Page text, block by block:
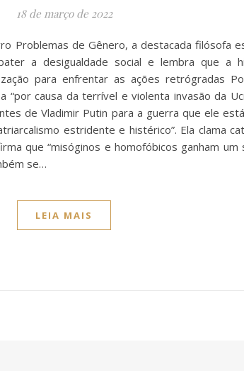
18 de março de 2022
Problemas de Gênero, a destacada filósofa
a desigualdade social e lembra que a
para enfrentar as ações retrógradas
causa da terrível e violenta invasão da
de Vladimir Putin para a guerra que ele
estridente e histérico”. Ela clama
que “misóginos e homofóbicos ganham
se…
LEIA MAIS